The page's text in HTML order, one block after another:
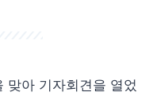
맞아 기자회견을 열었